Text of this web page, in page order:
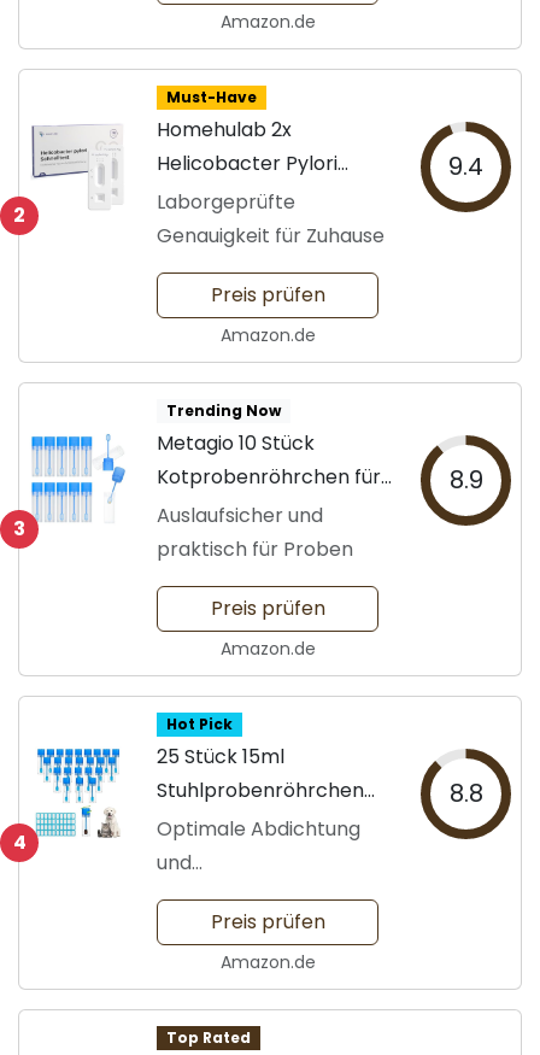
Amazon.de
2
Must-Have
Homehulab 2x
Helicobacter Pylori
Schnelltest
Laborgeprüfte
Genauigkeit für Zuhause
9.4
Preis prüfen
Amazon.de
3
Trending Now
Metagio 10 Stück
Kotprobenröhrchen für
Haustiere
Auslaufsicher und
praktisch für Proben
8.9
Preis prüfen
Amazon.de
4
Hot Pick
25 Stück 15ml
Stuhlprobenröhrchen
mit Löffel
Optimale Abdichtung
und
Benutzerfreundlichkeit
8.8
Preis prüfen
Amazon.de
Top Rated